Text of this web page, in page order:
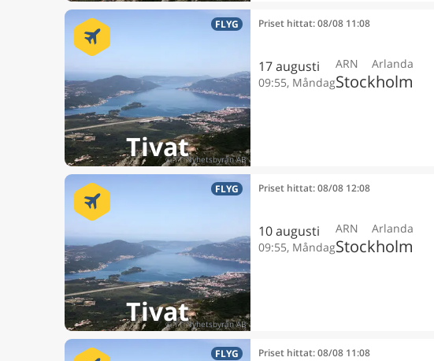
Tivat
FLYG Priset hittat: 08/08 11:08
17 augusti
09:55, Måndag
ARN Arlanda
Stockholm
Tivat
FLYG Priset hittat: 08/08 12:08
10 augusti
09:55, Måndag
ARN Arlanda
Stockholm
FLYG Priset hittat: 08/08 11:08